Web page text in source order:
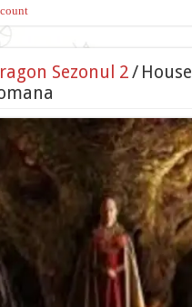
(Dubai, US, UK)
Sezonul 2/